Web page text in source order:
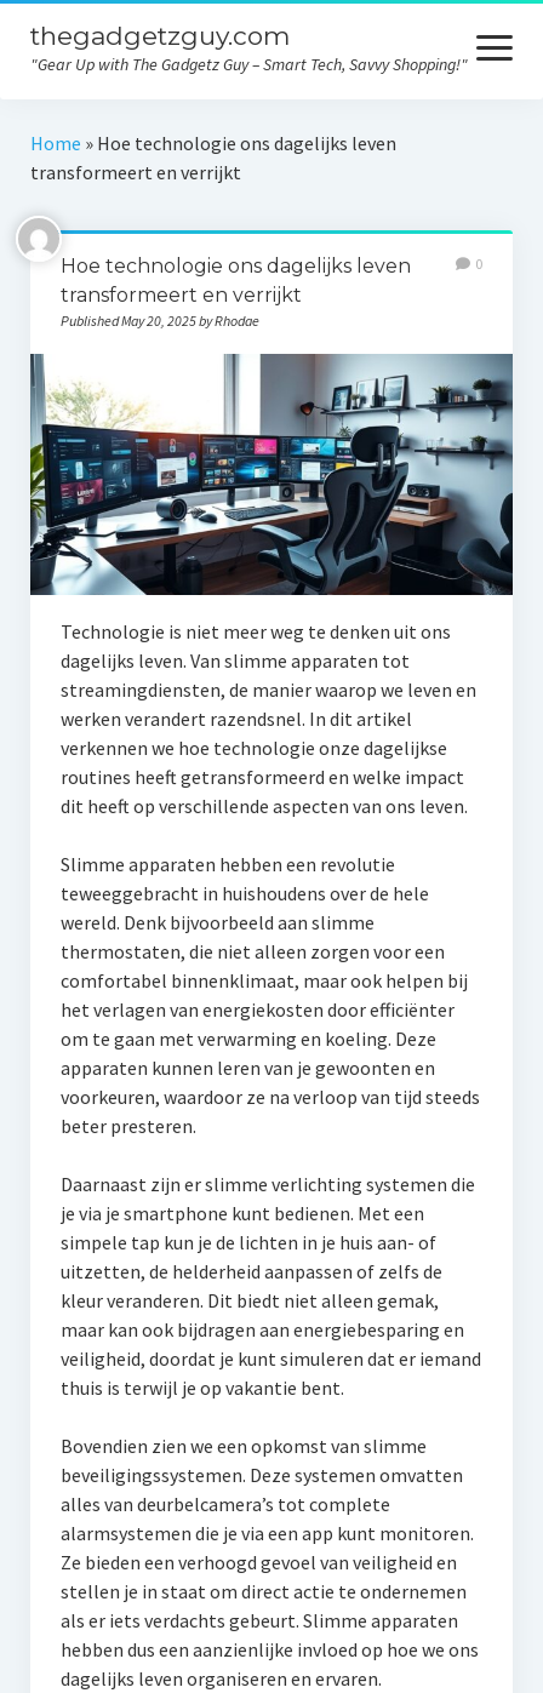
thegadgetzguy.com
"Gear Up with The Gadgetz Guy – Smart Tech, Savvy Shopping!"
open
menu
Home
Gadgets
Consumer tips
Product comparison
Contact
Privacy
Home » Hoe technologie ons dagelijks leven
transformeert en verrijkt
Hoe technologie ons dagelijks leven
transformeert en verrijkt
Published May 20, 2025 by Rhodae
0
Technologie is niet meer weg te denken uit ons
dagelijks leven. Van slimme apparaten tot
streamingdiensten, de manier waarop we leven en
werken verandert razendsnel. In dit artikel
verkennen we hoe technologie onze dagelijkse
routines heeft getransformeerd en welke impact
dit heeft op verschillende aspecten van ons leven.
Slimme apparaten hebben een revolutie
teweeggebracht in huishoudens over de hele
wereld. Denk bijvoorbeeld aan slimme
thermostaten, die niet alleen zorgen voor een
comfortabel binnenklimaat, maar ook helpen bij
het verlagen van energiekosten door efficiënter
om te gaan met verwarming en koeling. Deze
apparaten kunnen leren van je gewoonten en
voorkeuren, waardoor ze na verloop van tijd steeds
beter presteren.
Daarnaast zijn er slimme verlichting systemen die
je via je smartphone kunt bedienen. Met een
simpele tap kun je de lichten in je huis aan- of
uitzetten, de helderheid aanpassen of zelfs de
kleur veranderen. Dit biedt niet alleen gemak,
maar kan ook bijdragen aan energiebesparing en
veiligheid, doordat je kunt simuleren dat er iemand
thuis is terwijl je op vakantie bent.
Bovendien zien we een opkomst van slimme
beveiligingssystemen. Deze systemen omvatten
alles van deurbelcamera’s tot complete
alarmsystemen die je via een app kunt monitoren.
Ze bieden een verhoogd gevoel van veiligheid en
stellen je in staat om direct actie te ondernemen
als er iets verdachts gebeurt. Slimme apparaten
hebben dus een aanzienlijke invloed op hoe we ons
dagelijks leven organiseren en ervaren.